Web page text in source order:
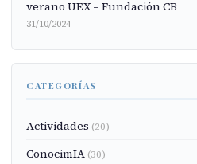
verano UEX – Fundación CB
31/10/2024
CATEGORÍAS
Actividades (20)
ConocimIA (30)